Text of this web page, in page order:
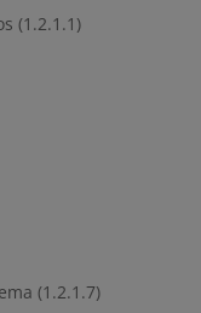
(1.2.1.1)
(1.2.1.7)